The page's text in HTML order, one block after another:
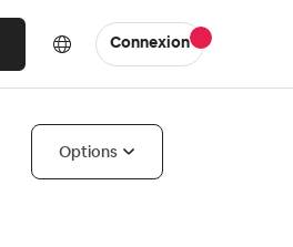
Connexion
Options